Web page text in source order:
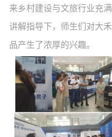
来乡村建设与文旅行业充
讲解指导下，师生们对大
品产生了浓厚的兴趣。